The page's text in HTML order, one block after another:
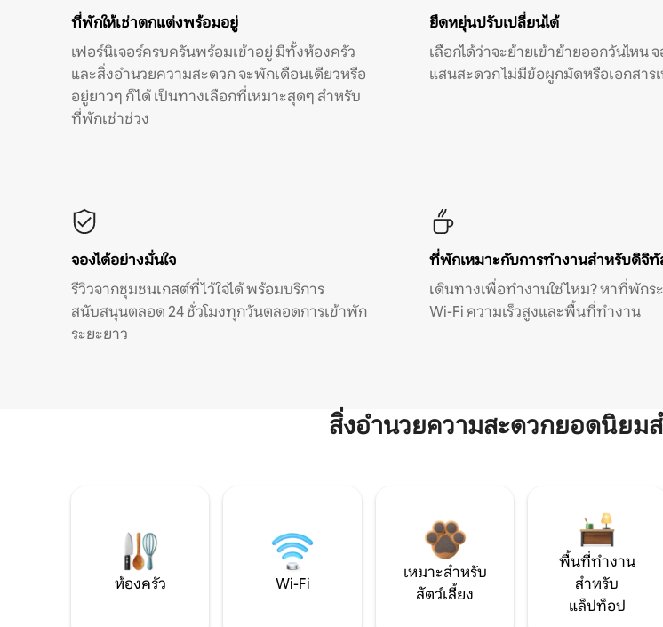
ที่พักให้เช่าตกแต่งพร้อมอยู่
เฟอร์นิเจอร์ครบครันพร้อมเข้าอยู่ มีทั้งห้องครัว
และสิ่งอำนวยความสะดวก จะพักเดือนเดียวหรือ
อยู่ยาวๆ ก็ได้ เป็นทางเลือกที่เหมาะสุดๆ สำหรับ
ที่พักเช่าช่วง
ยืดหยุ่นปรับเปลี่ยนได้
เลือกได้ว่าจะย้ายเข้าย้ายออกวันไหน
แสนสะดวก ไม่มีข้อผูกมัดหรือเอกสาร
จองได้อย่างมั่นใจ
รีวิวจากชุมชนเกสต์ที่ไว้ใจได้ พร้อมบริการ
สนับสนุนตลอด 24 ชั่วโมงทุกวันตลอดการเข้าพัก
ระยะยาว
ที่พักเหมาะกับการทำงานสำหรับดิจิทั
เดินทางเพื่อทำงานใช่ไหม? หาที่พักร
Wi-Fi ความเร็วสูงและพื้นที่ทำงาน
สิ่งอำนวยความสะดวกยอดนิยม
ห้องครัว Wi-Fi
เหมาะสำหรับ
สัตว์เลี้ยง
พื้นที่ทำงาน
สำหรับ
แล็ปท็อป